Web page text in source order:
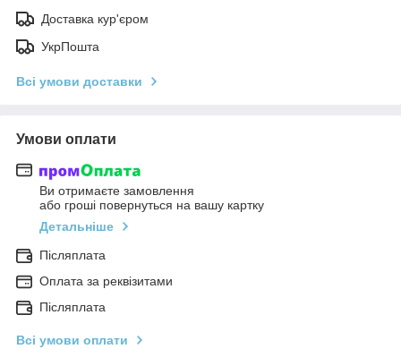
Доставка кур'єром
УкрПошта
Всі умови доставки
Умови оплати
Ви отримаєте замовлення
або гроші повернуться на вашу картку
Детальніше
Післяплата
Оплата за реквізитами
Післяплата
Всі умови оплати